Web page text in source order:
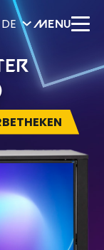
DE MENU